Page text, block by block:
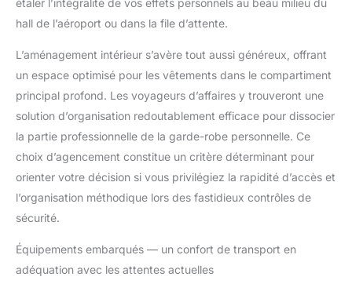
créative : leader de la
future méthode
fermeture qui permet
d'ouvrir ou de fermer
sans effort la valise,
non seulement elle est
facile à charger, mais
elle permet également
d'économiser de
l'espace. Ce design
résout le problème que
charge lourde, alors il
est difficile d'ouvrir et
étaler l’intégralité de vos effets personnels au beau milieu du
hall de l’aéroport ou dans la file d’attente.
L’aménagement intérieur s’avère tout aussi généreux, offrant
un espace optimisé pour les vêtements dans le compartiment
principal profond. Les voyageurs d’affaires y trouveront une
solution d’organisation redoutablement efficace pour dissocier
la partie professionnelle de la garde-robe personnelle. Ce
choix d’agencement constitue un critère déterminant pour
orienter votre décision si vous privilégiez la rapidité d’accès et
l’organisation méthodique lors des fastidieux contrôles de
sécurité.
Équipements embarqués — un confort de transport en
adéquation avec les attentes actuelles